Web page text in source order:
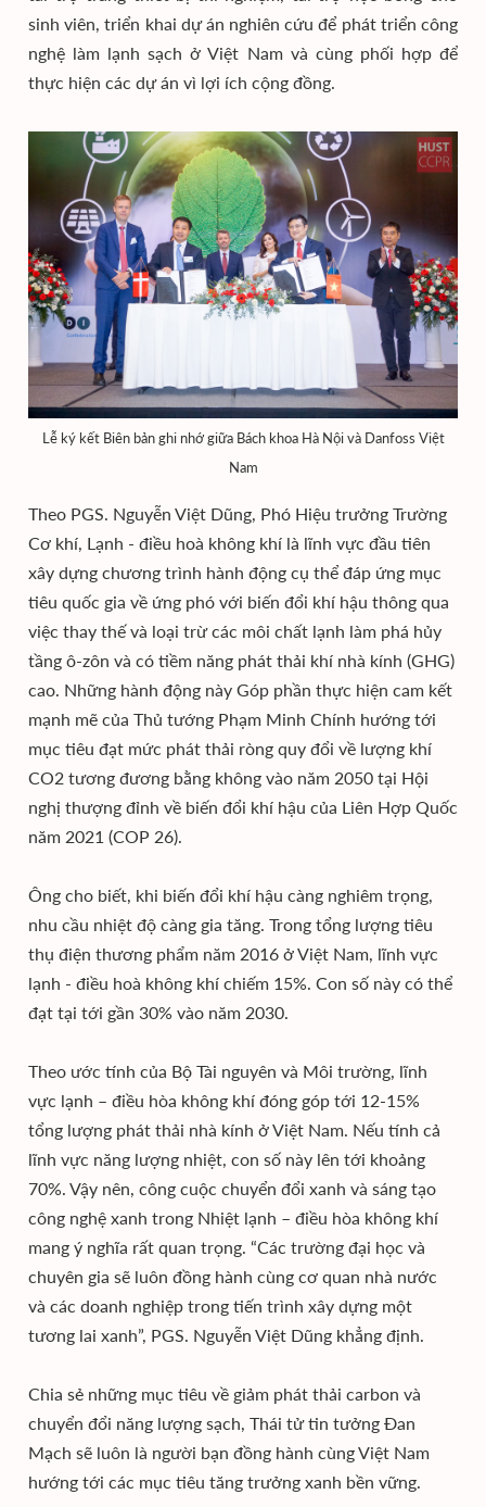
sinh viên, triển khai dự án nghiên cứu để phát triển công
nghệ làm lạnh sạch ở Việt Nam và cùng phối hợp để
thực hiện các dự án vì lợi ích cộng đồng.
Lễ ký kết Biên bản ghi nhớ giữa Bách khoa Hà Nội và Danfoss Việt
Nam
Theo PGS. Nguyễn Việt Dũng, Phó Hiệu trưởng Trường
Cơ khí, Lạnh - điều hoà không khí là lĩnh vực đầu tiên
xây dựng chương trình hành động cụ thể đáp ứng mục
tiêu quốc gia về ứng phó với biến đổi khí hậu thông qua
việc thay thế và loại trừ các môi chất lạnh làm phá hủy
tầng ô-zôn và có tiềm năng phát thải khí nhà kính (GHG)
cao. Những hành động này Góp phần thực hiện cam kết
mạnh mẽ của Thủ tướng Phạm Minh Chính hướng tới
mục tiêu đạt mức phát thải ròng quy đổi về lượng khí
CO2 tương đương bằng không vào năm 2050 tại Hội
nghị thượng đỉnh về biến đổi khí hậu của Liên Hợp Quốc
năm 2021 (COP 26).
Ông cho biết, khi biến đổi khí hậu càng nghiêm trọng,
nhu cầu nhiệt độ càng gia tăng. Trong tổng lượng tiêu
thụ điện thương phẩm năm 2016 ở Việt Nam, lĩnh vực
lạnh - điều hoà không khí chiếm 15%. Con số này có thể
đạt tại tới gần 30% vào năm 2030.
Theo ước tính của Bộ Tài nguyên và Môi trường, lĩnh
vực lạnh – điều hòa không khí đóng góp tới 12-15%
tổng lượng phát thải nhà kính ở Việt Nam. Nếu tính cả
lĩnh vực năng lượng nhiệt, con số này lên tới khoảng
70%. Vậy nên, công cuộc chuyển đổi xanh và sáng tạo
công nghệ xanh trong Nhiệt lạnh – điều hòa không khí
mang ý nghĩa rất quan trọng. “Các trường đại học và
chuyên gia sẽ luôn đồng hành cùng cơ quan nhà nước
và các doanh nghiệp trong tiến trình xây dựng một
tương lai xanh”, PGS. Nguyễn Việt Dũng khẳng định.
Chia sẻ những mục tiêu về giảm phát thải carbon và
chuyển đổi năng lượng sạch, Thái tử tin tưởng Đan
Mạch sẽ luôn là người bạn đồng hành cùng Việt Nam
hướng tới các mục tiêu tăng trưởng xanh bền vững.